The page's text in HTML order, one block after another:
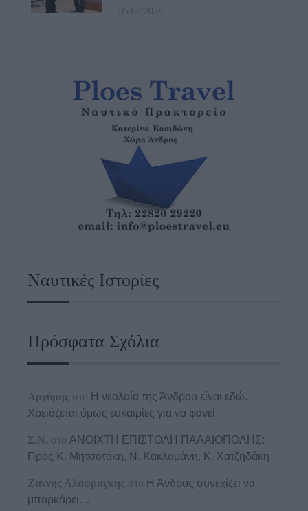
05/08/2026
Ναυτικές Ιστορίες
Πρόσφατα Σχόλια
Αργύρης στο Η νεολαία της Άνδρου είναι εδώ.
Χρειάζεται όμως ευκαιρίες για να φανεί.
Σ.Ν. στο ΑΝΟΙΧΤΗ ΕΠΙΣΤΟΛΗ ΠΑΛΑΙΟΠΟΛΗΣ:
Προς K. Μητσοτάκη, N. Κακλαμάνη, K. Χατζηδάκη
Ζαννης Αλαφραγκης στο Η Άνδρος συνεχίζει να
μπαρκάρει…